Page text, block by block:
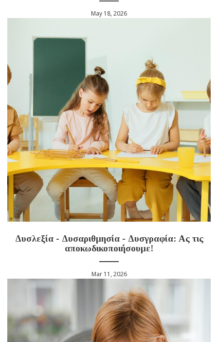
May 18, 2026
Δυσλεξία - Δυσαριθμησία - Δυσγραφία: Aς τις
αποκωδικοποιήσουμε!
Mar 11, 2026